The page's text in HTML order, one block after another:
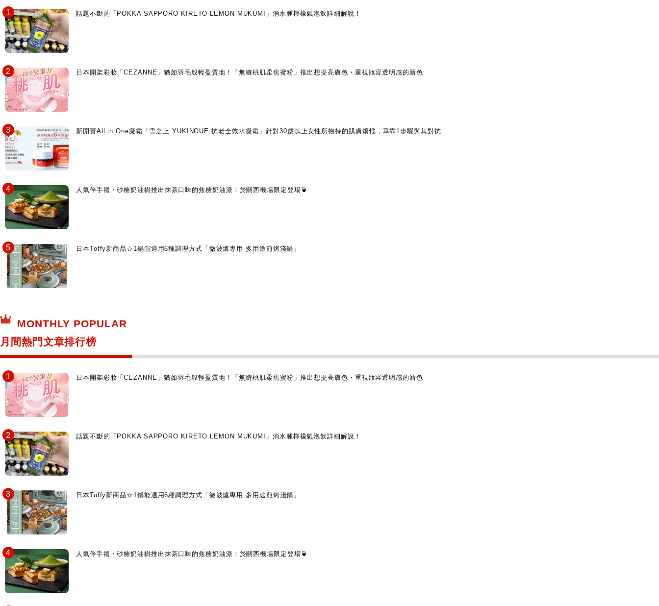
話題不斷的「POKKA SAPPORO KIRETO LEMON MUKUMI」消水腫檸檬氣泡飲詳細解說！
日本開架彩妝「CEZANNE」猶如羽毛般輕盈質地！「無縫桃肌柔焦蜜粉」推出想提亮膚色・重視妝容透明感的新色
新開賣All in One凝霜「雪之上 YUKINOUE 抗老全效水凝霜」針對30歲以上女性所抱持的肌膚煩惱，單靠1步驟與其對抗
人氣伴手禮・砂糖奶油樹推出抹茶口味的焦糖奶油派！於關西機場限定登場🍵
日本Toffy新商品☆1鍋能適用6種調理方式「微波爐專用 多用途煎烤淺鍋」
MONTHLY POPULAR
月間熱門文章排行榜
日本開架彩妝「CEZANNE」猶如羽毛般輕盈質地！「無縫桃肌柔焦蜜粉」推出想提亮膚色・重視妝容透明感的新色
話題不斷的「POKKA SAPPORO KIRETO LEMON MUKUMI」消水腫檸檬氣泡飲詳細解說！
日本Toffy新商品☆1鍋能適用6種調理方式「微波爐專用 多用途煎烤淺鍋」
人氣伴手禮・砂糖奶油樹推出抹茶口味的焦糖奶油派！於關西機場限定登場🍵